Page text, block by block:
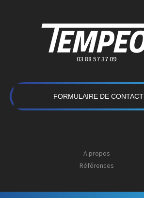
03 88 57 37 09
FORMULAIRE DE CONTACT
A propos
Références